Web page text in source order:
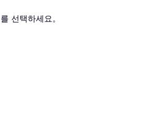
를 선택하세요。